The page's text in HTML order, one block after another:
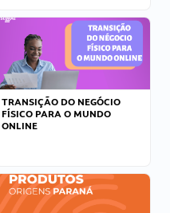
TRANSIÇÃO DO NEGÓCIO
FÍSICO PARA O MUNDO
ONLINE